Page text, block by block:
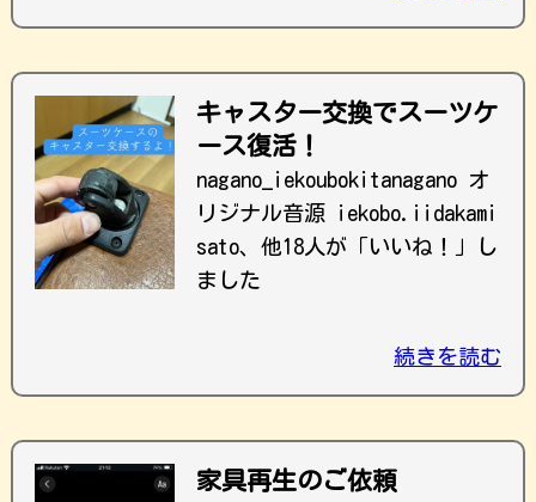
キャスター交換でスーツケ
ース復活！
nagano_iekoubokitanagano オ
リジナル音源 iekobo.iidakami
sato、他18人が「いいね！」し
ました
続きを読む
家具再生のご依頼